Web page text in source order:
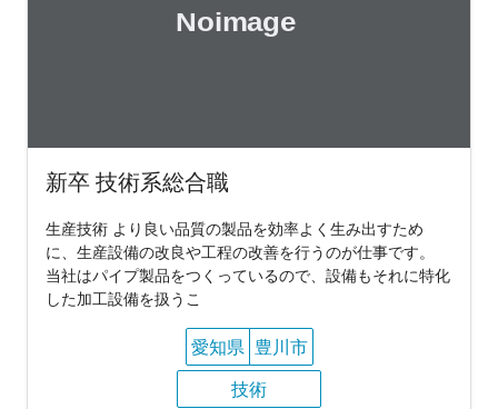
新卒 技術系総合職
生産技術 より良い品質の製品を効率よく生み出すため
に、生産設備の改良や工程の改善を行うのが仕事です。
当社はパイプ製品をつくっているので、設備もそれに特化
した加工設備を扱うこ
愛知県 豊川市
技術